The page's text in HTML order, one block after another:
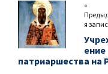
«
я
ение
патриаршества на